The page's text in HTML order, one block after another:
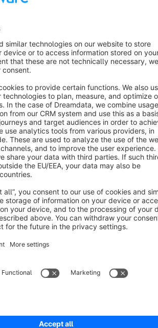
Star 3k+
Privacy Legal notice
Cookie settings
© shopware AG - All rights reserved
quoted net of the statutory value-added tax